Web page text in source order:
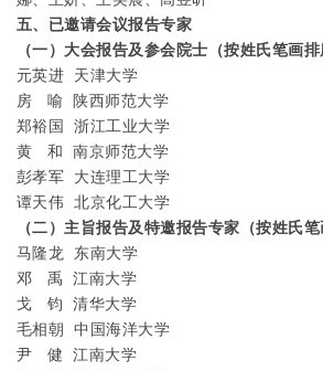
五、已邀请会议报告专家
（一）大会报告及参会院士（按姓氏笔画排
元英进
天津大学
房
喻
陕西师范大学
郑裕国
浙江工业大学
黄
和
南京师范大学
彭孝军
大连理工大学
谭天伟
北京化工大学
（二）主旨报告及特邀报告专家（按姓氏笔
马隆龙
东南大学
邓
禹
江南大学
戈
钧
清华大学
毛相朝
中国海洋大学
尹
健
江南大学